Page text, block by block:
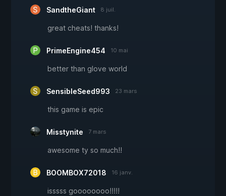
SandtheGiant 8 juil.
great cheats! thanks!
PrimeEngine454 10 mai
better than glove world
SensibleSeed993 23 mars
this game is epic
Misstynite 7 mars
awesome ty so much!!
BOOMBOX72018 16 janv.
isssss goooooooo!!!!!